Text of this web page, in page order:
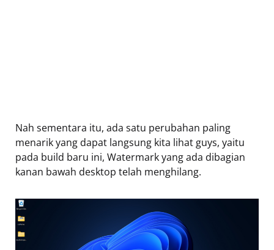
Nah sementara itu, ada satu perubahan paling
menarik yang dapat langsung kita lihat guys, yaitu
pada build baru ini, Watermark yang ada dibagian
kanan bawah desktop telah menghilang.